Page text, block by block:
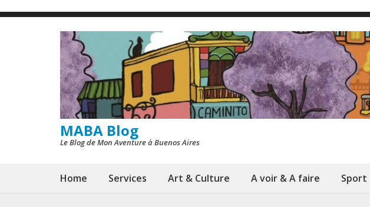
Skip
MABA Blog
Le Blog de Mon Aventure à Buenos Aires
Home Services Art & Culture A voir & A faire Sport